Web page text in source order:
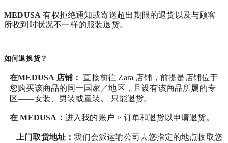
MEDUSA有权拒绝通知或寄送超出期限的退货以及与顾客
所收到时状况不一样的服装退货。
如何退换货？
在MEDUSA 店铺：直接前往 Zara 店铺，前提是店铺位于
您购买该商品的同一国家／地区，且设有该商品所属的专
区——女装、男装或童装。 只能退货。
在MEDUSA ： 进入我的账户 > 订单和退货 以申请退货。
上门取货地址：我们会派运输公司去您指定的地点收取您